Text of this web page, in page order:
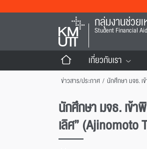
กลุ่มงานช่วย
Student Financial
เกี่ยวกับเรา
ข่าวสาร/ประกาศ /
นักศึกษา มจธ. เข้า
เลิศ” (Ajinomoto